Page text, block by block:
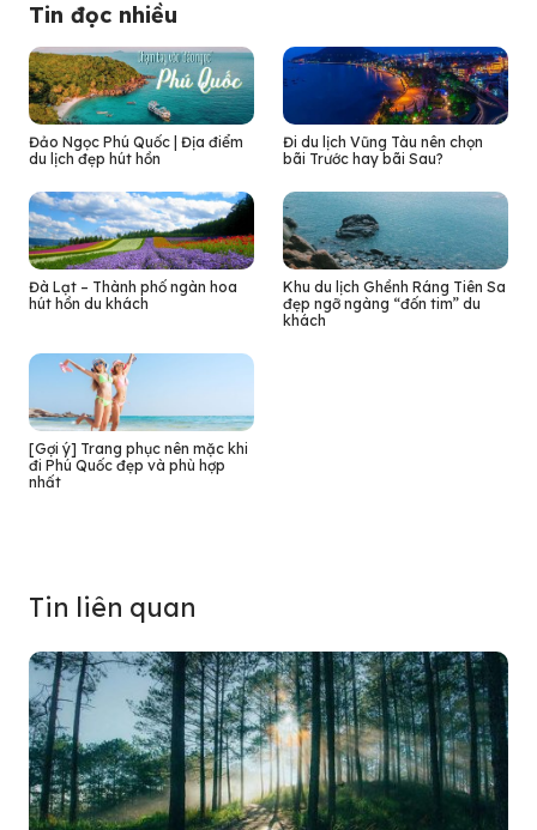
Tin đọc nhiều
Đảo Ngọc Phú Quốc | Địa điểm
du lịch đẹp hút hồn
Đi du lịch Vũng Tàu nên chọn
bãi Trước hay bãi Sau?
Đà Lạt – Thành phố ngàn hoa
hút hồn du khách
Khu du lịch Ghềnh Ráng Tiên Sa
đẹp ngỡ ngàng “đốn tim” du
khách
[Gợi ý] Trang phục nên mặc khi
đi Phú Quốc đẹp và phù hợp
nhất
Tin liên quan